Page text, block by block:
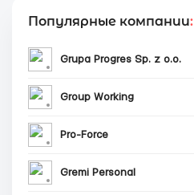
Популярные компании:
Grupa Progres Sp. z o.o.
Group Working
Pro-Force
Gremi Personal